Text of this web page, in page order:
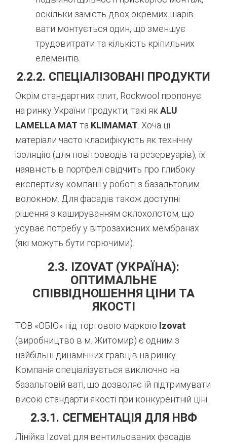
оскільки замість двох окремих шарів
вати монтується один, що зменшує
трудовитрати та кількість кріпильних
елементів.
2.2.2. СПЕЦІАЛІЗОВАНІ ПРОДУКТИ
Окрім стандартних плит, Rockwool пропонує
на ринку України продукти, такі якALU
LAMELLA MAT та KLIMAMAT. Хоча ці
матеріали часто класифікують як технічну
ізоляцію (для повітроводів та резервуарів), їх
наявність в портфелі свідчить про глибоку
експертизу компанії у роботі з базальтовим
волокном. Для фасадів також доступні
рішення з кашируванням склохолстом, що
усуває потребу у вітрозахисних мембранах
(які можуть бути горючими).
2.3. IZOVAT (УКРАЇНА):
ОПТИМАЛЬНЕ
СПІВВІДНОШЕННЯ ЦІНИ ТА
ЯКОСТІ
ТОВ «ОБІО» під торговою маркою Izovat
(виробництво в м. Житомир) є одним з
найбільш динамічних гравців на ринку.
Компанія спеціалізується виключно на
базальтовій ваті, що дозволяє їй підтримувати
високі стандарти якості при конкурентній ціні.
2.3.1. СЕГМЕНТАЦІЯ ДЛЯ НВФ
Лінійка Izovat для вентильованих фасадів